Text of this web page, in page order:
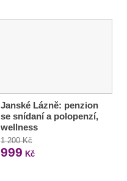
Janské Lázně: penzion
se snídaní a polopenzí,
wellness
1 200 Kč
999 Kč